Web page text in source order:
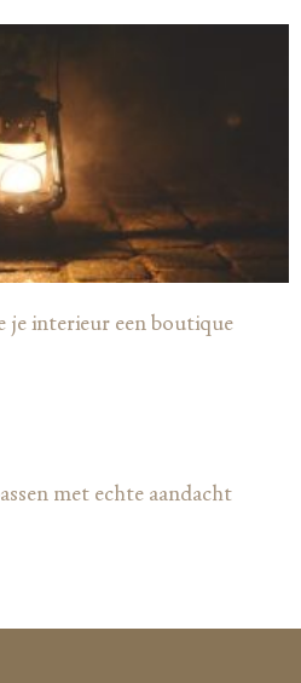
je interieur een boutique
met echte aandacht